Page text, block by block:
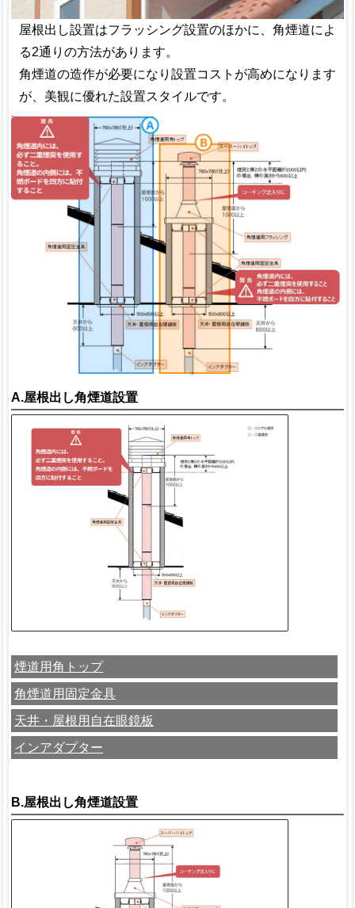
屋根出し設置はフラッシング設置のほかに、角煙道によ
る2通りの方法があります。
角煙道の造作が必要になり設置コストが高めになります
が、美観に優れた設置スタイルです。
A.屋根出し角煙道設置
煙道用角トップ
角煙道用固定金具
天井・屋根用自在眼鏡板
インアダプター
B.屋根出し角煙道設置